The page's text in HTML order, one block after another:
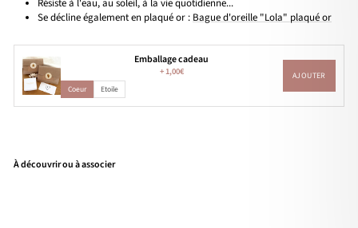
Résiste à l'eau, au soleil, à la vie quotidienne...
Se décline également en plaqué or : Bague d'oreille "Lola" plaqué or
Emballage cadeau
+1,00€
Coeur Etoile
AJOUTER
À découvrir ou à associer